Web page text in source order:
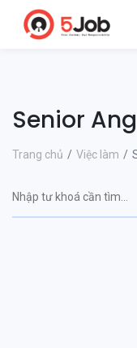
Senior
Trang chủ Việc làm